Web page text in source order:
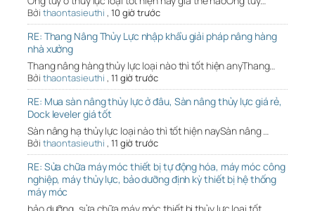
Bởi thaontasieuthi , 10 giờ trước
RE: Thang Nâng Thủy Lực nhập khẩu giải pháp nâng hàng
nhà xưởng
Thang nâng hàng thủy lực loại nào thì tốt hiện anyThang…
Bởi thaontasieuthi , 11 giờ trước
RE: Mua sàn nâng thủy lực ở đâu, Sàn nâng thủy lực giá rẻ,
Dock leveler giá tốt
Sàn nâng hạ thủy lực loại nào thì tốt hiện naySàn nâng …
Bởi thaontasieuthi , 11 giờ trước
RE: Sửa chữa máy móc thiết bị tự động hóa, máy móc công
nghiệp, máy thủy lực, bảo dưỡng định kỳ thiết bị hệ thống
máy móc